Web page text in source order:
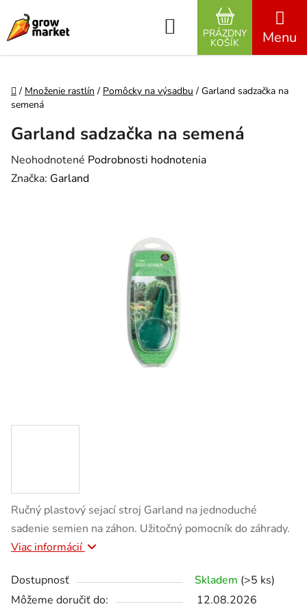
Hľadať
NÁKUPNÝ
PRÁZDNY
KOŠÍK
Domov
/ Množenie rastlín / Pomôcky na výsadbu / Garland sadzačka na
semená
Ručný plastový sejací stroj Garland na jednoduché
sadenie semien na záhon. Užitočný pomocník do záhrady.
Viac informácií
Dostupnosť Skladem (>5 ks)
Môžeme doručiť do:
12.08.2026
Garland sadzačka na semená
Priemerné hodnotenie produktu je 0,0 z 5 hviezdičiek.
Neohodnotené Podrobnosti hodnotenia
Značka: Garland